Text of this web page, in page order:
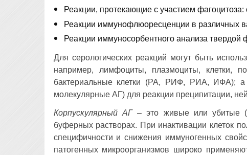
Реакции, протекающие с участием
Реакции иммунофлюоресценции в различных
Реакции иммуносорбентного анализа
Для серологических реакций могут быть
например, лимфоциты, плазмоциты,
бактериальные клетки (РА, РИФ, РИА, ИФА); а
молекулярные АГ) для реакции преципитации,
Корпускулярный АГ– это живые или убитые
буферных растворах. При инактивации клеток
специфичности и снижения иммуногенных
патогенных микроорганизмов широко